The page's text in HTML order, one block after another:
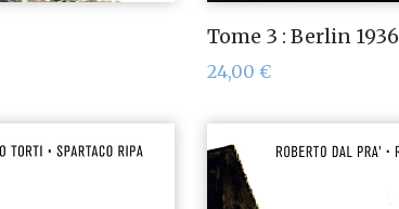
Tome 3 : Berlin 1936
24,00 €